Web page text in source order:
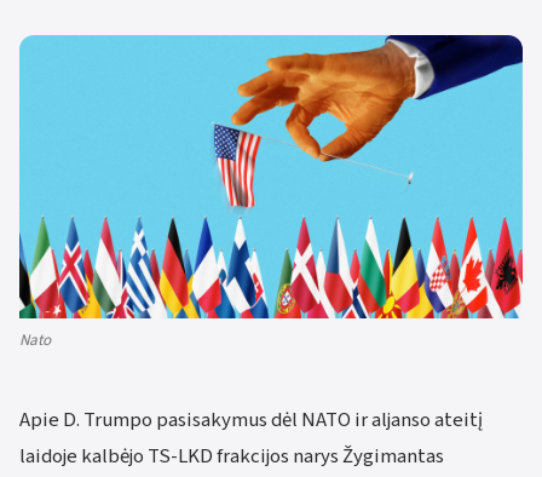
Nato
Apie D. Trumpo pasisakymus dėl NATO ir aljanso ateitį
laidoje kalbėjo TS-LKD frakcijos narys Žygimantas